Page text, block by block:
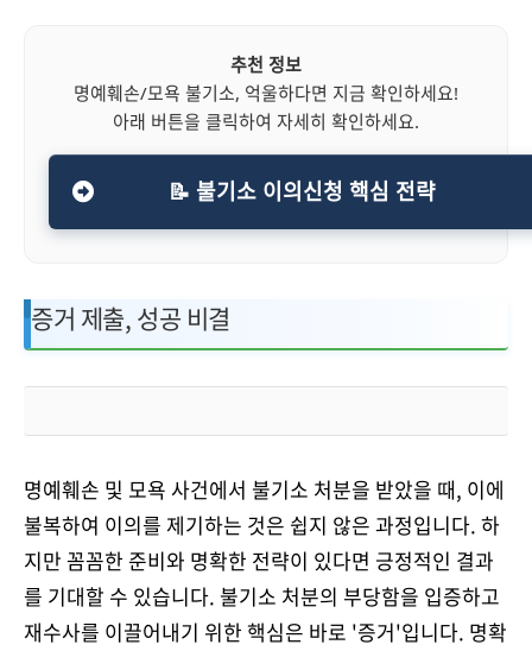
추천 정보
명예훼손/모욕 불기소, 억울하다면 지금 확인하세요!
아래 버튼을 클릭하여 자세히 확인하세요.
📝 불기소 이의신청 핵심 전략
증거 제출, 성공 비결
명예훼손 및 모욕 사건에서 불기소 처분을 받았을 때, 이에
불복하여 이의를 제기하는 것은 쉽지 않은 과정입니다. 하
지만 꼼꼼한 준비와 명확한 전략이 있다면 긍정적인 결과
를 기대할 수 있습니다. 불기소 처분의 부당함을 입증하고
재수사를 이끌어내기 위한 핵심은 바로 '증거'입니다. 명확